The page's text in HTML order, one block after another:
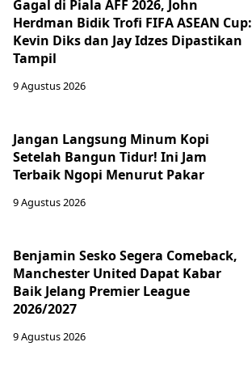
Gagal di Piala AFF 2026, John
Herdman Bidik Trofi FIFA ASEAN Cup:
Kevin Diks dan Jay Idzes Dipastikan
Tampil
9 Agustus 2026
Jangan Langsung Minum Kopi
Setelah Bangun Tidur! Ini Jam
Terbaik Ngopi Menurut Pakar
9 Agustus 2026
Benjamin Sesko Segera Comeback,
Manchester United Dapat Kabar
Baik Jelang Premier League
2026/2027
9 Agustus 2026